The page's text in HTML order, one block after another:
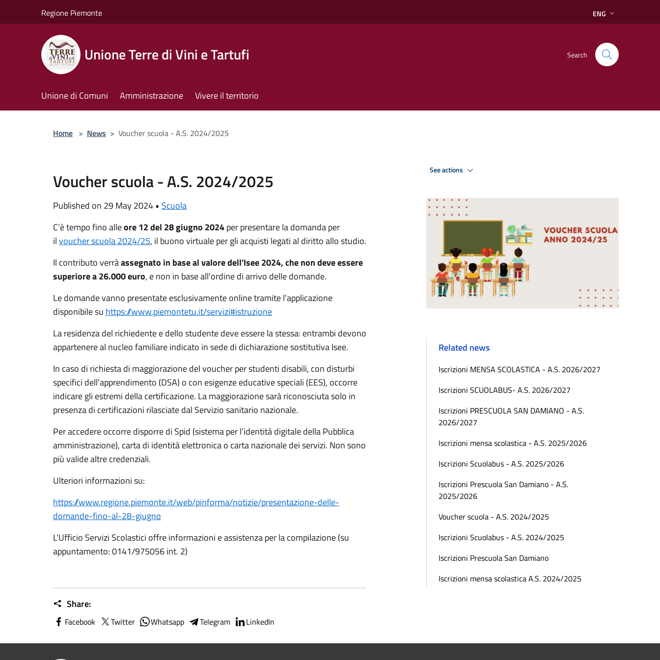
Regione Piemonte ENG
Unione Terre di Vini e Tartufi Search
Unione di Comuni Amministrazione Vivere il territorio
Home > News > Voucher scuola - A.S. 2024/2025
Voucher scuola - A.S. 2024/2025
Published on 29 May 2024 • Scuola
C'è tempo fino alleore 12 del 28 giugno 2024per presentare la domanda per
ilvoucher scuola 2024/25, il buono virtuale per gli acquisti legati al diritto allo studio.
Il contributo verràassegnato in base al valore dell'Isee 2024, che non deve essere
superiore a 26.000 euro, e non in base all'ordine di arrivo delle domande.
Le domande vanno presentate esclusivamente online tramite l’applicazione
disponibile su https://www.piemontetu.it/servizi#istruzione
La residenza del richiedente e dello studente deve essere la stessa: entrambi devono
appartenere al nucleo familiare indicato in sede di dichiarazione sostitutiva Isee.
In caso di richiesta di maggiorazione del voucher per studenti disabili, con disturbi
specifici dell’apprendimento (DSA) o con esigenze educative speciali (EES), occorre
indicare gli estremi della certificazione. La maggiorazione sarà riconosciuta solo in
presenza di certificazioni rilasciate dal Servizio sanitario nazionale.
Per accedere occorre disporre di Spid (sistema per l’identità digitale della Pubblica
amministrazione), carta di identità elettronica o carta nazionale dei servizi. Non sono
più valide altre credenziali.
Ulteriori informazioni su:
https://www.regione.piemonte.it/web/pinforma/notizie/presentazione-delle-
domande-fino-al-28-giugno
L'Ufficio Servizi Scolastici offre informazioni e assistenza per la compilazione (su
appuntamento: 0141/975056 int. 2)
Share:
Facebook Twitter Whatsapp Telegram LinkedIn
See actions
Related news
Iscrizioni MENSA SCOLASTICA - A.S. 2026/2027
Iscrizioni SCUOLABUS- A.S. 2026/2027
Iscrizioni PRESCUOLA SAN DAMIANO - A.S.
2026/2027
Iscrizioni mensa scolastica - A.S. 2025/2026
Iscrizioni Scuolabus - A.S. 2025/2026
Iscrizioni Prescuola San Damiano - A.S.
2025/2026
Voucher scuola - A.S. 2024/2025
Iscrizioni Scuolabus - A.S. 2024/2025
Iscrizioni Prescuola San Damiano
Iscrizioni mensa scolastica A.S. 2024/2025